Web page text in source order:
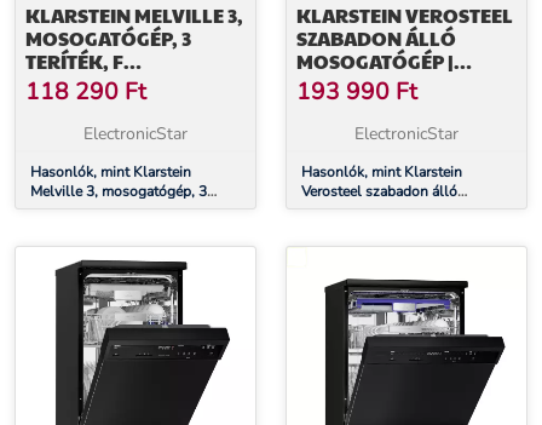
KLARSTEIN MELVILLE 3,
MOSOGATÓGÉP, 3
TERÍTÉK, F
ENERGIAHATÉKONYSÁGI
OSZTÁLY, SZABADON
ÁLLÓ, TELEPÍTÉS
118 290 Ft
ElectronicStar
Hasonlók, mint Klarstein
Melville 3, mosogatógép, 3
teríték, F energiahatékonysági
nélkül
KLARSTEIN VEROSTEEL
SZABADON ÁLLÓ
MOSOGATÓGÉP |
MINIMALISTA,
KOMPAKT, ELEGÁNS |
EEC B | 45 CM
193 990 Ft
ElectronicStar
Hasonlók, mint Klarstein
Verosteel szabadon álló
mosogatógép | Minimalista,
cm